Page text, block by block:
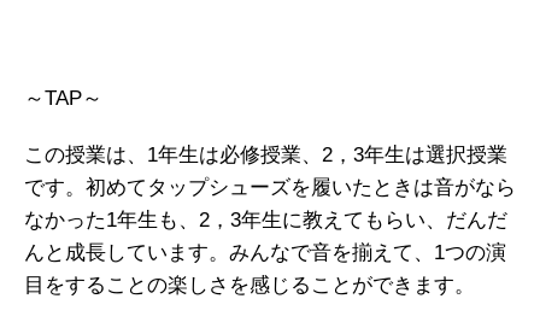
～TAP～
この授業は、1年生は必修授業、2，3年生は選択授業
です。初めてタップシューズを履いたときは音がなら
なかった1年生も、2，3年生に教えてもらい、だんだ
んと成長しています。みんなで音を揃えて、1つの演
目をすることの楽しさを感じることができます。